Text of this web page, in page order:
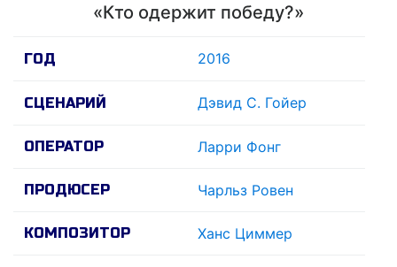
«Кто одержит победу?»
ГОД 2016
СЦЕНАРИЙ Дэвид С. Гойер
ОПЕРАТОР Ларри Фонг
ПРОДЮСЕР Чарльз Ровен
КОМПОЗИТОР Ханс Циммер